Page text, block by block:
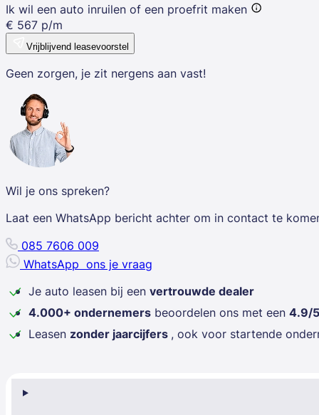
Ik wil een auto inruilen of een proefrit maken
€ 567 p/m
Vrijblijvend leasevoorstel
Geen zorgen, je zit nergens aan vast!
Wil je ons spreken?
Laat een WhatsApp bericht achter om in contact te
085 7606 009
WhatsApp ons je vraag
Je auto leasen bij een vertrouwde dealer
4.000+ ondernemers beoordelen ons met een 4.9/5
Leasen zonder jaarcijfers , ook voor startende